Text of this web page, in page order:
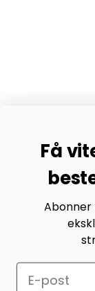
Bli medlem av
møt både
andre
inspirasjon.
Bli medlem her.
Få